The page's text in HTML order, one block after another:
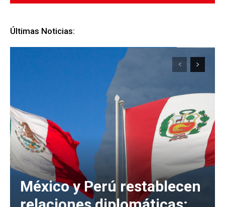
Últimas Noticias:
México y Perú restablecen